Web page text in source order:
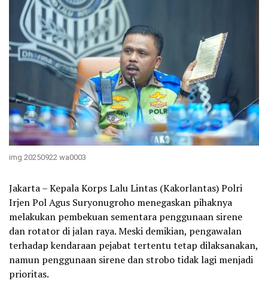
img 20250922 wa0003
Jakarta – Kepala Korps Lalu Lintas (Kakorlantas) Polri
Irjen Pol Agus Suryonugroho menegaskan pihaknya
melakukan pembekuan sementara penggunaan sirene
dan rotator di jalan raya. Meski demikian, pengawalan
terhadap kendaraan pejabat tertentu tetap dilaksanakan,
namun penggunaan sirene dan strobo tidak lagi menjadi
prioritas.